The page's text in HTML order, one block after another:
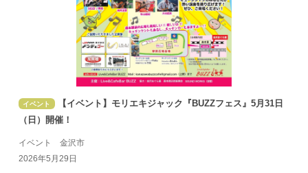
イベント
【イベント】モリエキジャック『BUZZフェス』5月31日
（日）開催！
イベント 金沢市
2026年5月29日